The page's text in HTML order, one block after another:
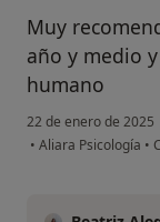
Muy
año y medio
humano
22 de enero de 2025
• Aliara Psicología •